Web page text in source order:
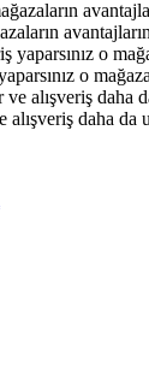
o
alışveriş daha da